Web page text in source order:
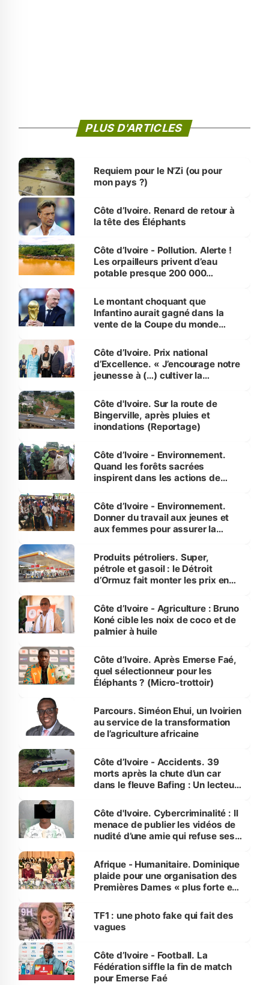
PLUS D'ARTICLES
Requiem pour le N’Zi (ou pour
mon pays ?)
Côte d’Ivoire. Renard de retour à
la tête des Éléphants
Côte d’Ivoire - Pollution. Alerte !
Les orpailleurs privent d’eau
potable presque 200 000
Le montant choquant que
Infantino aurait gagné dans la
vente de la Coupe du monde
Côte d’Ivoire. Prix national
d’Excellence. « J’encourage notre
jeunesse à (…) cultiver la
(Alassane Ouattara
Côte d'Ivoire. Sur la route de
Bingerville, après pluies et
inondations (Reportage)
Côte d’Ivoire - Environnement.
Quand les forêts sacrées
inspirent dans les actions de
Côte d’Ivoire - Environnement.
Donner du travail aux jeunes et
aux femmes pour assurer la
menacées
Produits pétroliers. Super,
pétrole et gasoil : le Détroit
d’Ormuz fait monter les prix en
Côte d’Ivoire - Agriculture : Bruno
Koné cible les noix de coco et de
palmier à huile
Côte d’Ivoire. Après Emerse Faé,
quel sélectionneur pour les
Éléphants ? (Micro-trottoir)
Parcours. Siméon Ehui, un Ivoirien
au service de la transformation
de l’agriculture africaine
Côte d’Ivoire - Accidents. 39
morts après la chute d’un car
dans le fleuve Bafing : Un lecteur
des Transports
Côte d'Ivoire. Cybercriminalité : Il
menace de publier les vidéos de
nudité d’une amie qui refuse ses
Afrique - Humanitaire. Dominique
plaide pour une organisation des
Premières Dames « plus forte et
sur la scène internationale »
TF1 : une photo fake qui fait des
vagues
Côte d’Ivoire - Football. La
Fédération siffle la fin de match
pour Emerse Faé